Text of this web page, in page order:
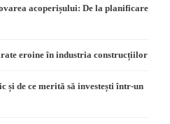
acoperișului: De la planificare
eroine în industria construcțiilor
și de ce merită să investești într-un